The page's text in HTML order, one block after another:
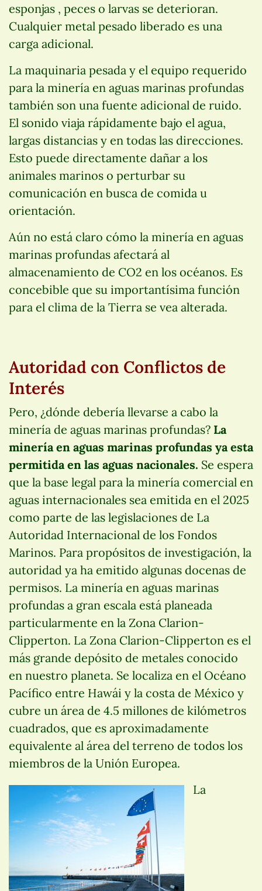
esponjas , peces o larvas se deterioran.
Cualquier metal pesado liberado es una
carga adicional.
La maquinaria pesada y el equipo requerido
para la minería en aguas marinas profundas
también son una fuente adicional de ruido.
El sonido viaja rápidamente bajo el agua,
largas distancias y en todas las direcciones.
Esto puede directamente dañar a los
animales marinos o perturbar su
comunicación en busca de comida u
orientación.
Aún no está claro cómo la minería en aguas
marinas profundas afectará al
almacenamiento de CO2 en los océanos. Es
concebible que su importantísima función
para el clima de la Tierra se vea alterada.
Autoridad con Conflictos de
Interés
Pero, ¿dónde debería llevarse a cabo la
minería de aguas marinas profundas? La
minería en aguas marinas profundas ya esta
permitida en las aguas nacionales. Se espera
que la base legal para la minería comercial en
aguas internacionales sea emitida en el 2025
como parte de las legislaciones de La
Autoridad Internacional de los Fondos
Marinos. Para propósitos de investigación, la
autoridad ya ha emitido algunas docenas de
permisos. La minería en aguas marinas
profundas a gran escala está planeada
particularmente en la Zona Clarion-
Clipperton. La Zona Clarion-Clipperton es el
más grande depósito de metales conocido
en nuestro planeta. Se localiza en el Océano
Pacífico entre Hawái y la costa de México y
cubre un área de 4.5 millones de kilómetros
cuadrados, que es aproximadamente
equivalente al área del terreno de todos los
miembros de la Unión Europea.
La